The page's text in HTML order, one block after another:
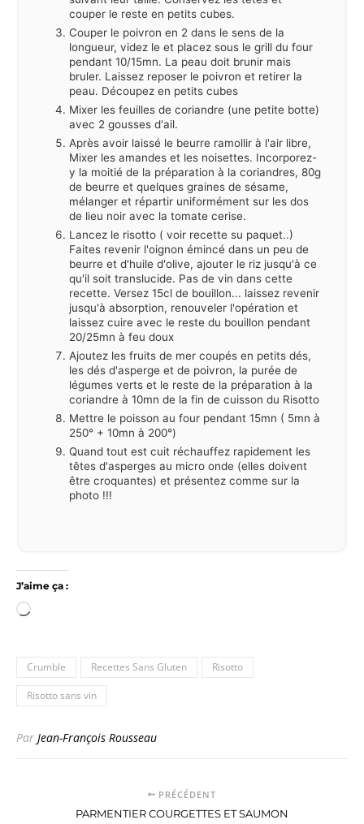
couper le reste en petits cubes.
Couper le poivron en 2 dans le sens de la
longueur, videz le et placez sous le grill du four
pendant 10/15mn. La peau doit brunir mais
bruler. Laissez reposer le poivron et retirer la
peau. Découpez en petits cubes
Mixer les feuilles de coriandre (une petite botte)
avec 2 gousses d'ail.
Après avoir laissé le beurre ramollir à l'air libre,
Mixer les amandes et les noisettes. Incorporez-
y la moitié de la préparation à la coriandres, 80g
de beurre et quelques graines de sésame,
mélanger et répartir uniformément sur les dos
de lieu noir avec la tomate cerise.
Lancez le risotto ( voir recette su paquet..)
Faites revenir l'oignon émincé dans un peu de
beurre et d'huile d'olive, ajouter le riz jusqu'à ce
qu'il soit translucide. Pas de vin dans cette
recette. Versez 15cl de bouillon... laissez revenir
jusqu'à absorption, renouveler l'opération et
laissez cuire avec le reste du bouillon pendant
20/25mn à feu doux
Ajoutez les fruits de mer coupés en petits dés,
les dés d'asperge et de poivron, la purée de
légumes verts et le reste de la préparation à la
coriandre à 10mn de la fin de cuisson du Risotto
Mettre le poisson au four pendant 15mn ( 5mn à
250° + 10mn à 200°)
Quand tout est cuit réchauffez rapidement les
têtes d'asperges au micro onde (elles doivent
être croquantes) et présentez comme sur la
photo !!!
J’aime ça :
Chargement…
Crumble Recettes Sans Gluten Risotto
Risotto sans vin
Par Jean-François Rousseau
PRÉCÉDENT
PARMENTIER COURGETTES ET SAUMON